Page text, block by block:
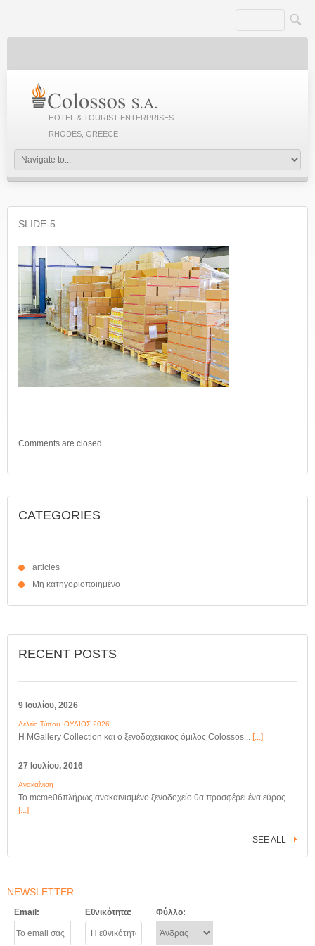
HOTEL & TOURIST ENTERPRISES
RHODES, GREECE
SLIDE-5
Comments are closed.
CATEGORIES
articles
Μη κατηγοριοποιημένο
RECENT POSTS
9 Ιουλίου, 2026
Δελτίο Τύπου ΙΟΥΛΙΟΣ 2026
Η MGallery Collection και ο ξενοδοχειακός όμιλος Colossos... [...]
27 Ιουλίου, 2016
Ανακαίνιση
Το mcme06πλήρως ανακαινισμένο ξενοδοχείο θα προσφέρει ένα εύρος...
[...]
SEE ALL
NEWSLETTER
Email: Εθνικότητα: Φύλλο: